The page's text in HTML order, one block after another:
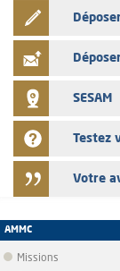
SESAM
Testez
Votre
AMMC
Missions